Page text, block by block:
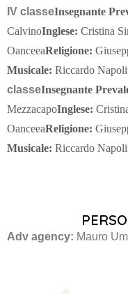
IV classeInsegnante
CalvinoInglese: Cristina
OanceeaReligione:
Musicale: Riccardo
classeInsegnante
MezzacapoInglese:
OanceeaReligione:
Musicale: Riccardo
Adv agency: Mauro